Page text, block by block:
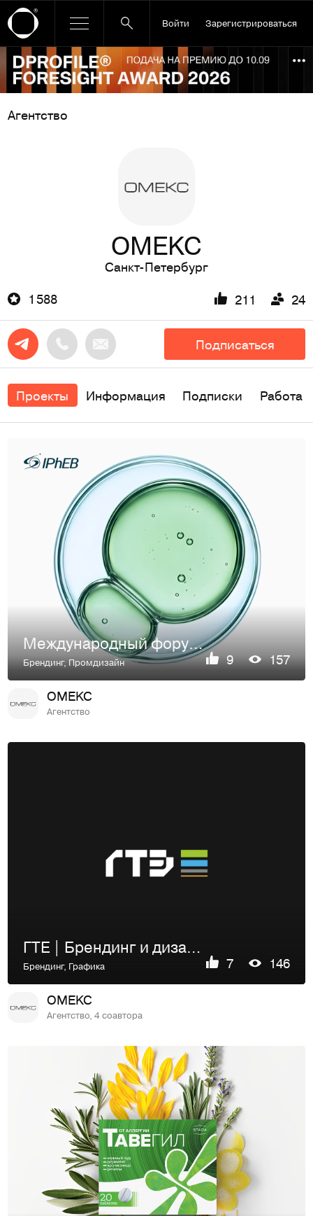
Войти Зарегистрироваться
Ссылка баннера
Агентство
OMEKC
Санкт-Петербург
1 588
211 24
Подписаться
Проекты Информация Подписки Работа
Международный форум IPhEB
Брендинг,Промдизайн 9 157
OMEKC
Агентство
ГТЕ | Брендинг и дизайн-поддержка
Брендинг, Графика 7 146
OMEKC
Агентство, 4 соавтора